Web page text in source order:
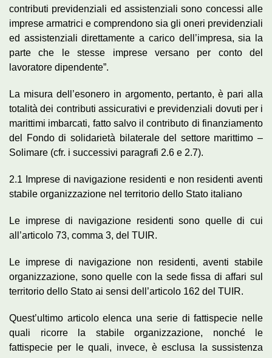
contributi previdenziali ed assistenziali sono concessi alle
imprese armatrici e comprendono sia gli oneri previdenziali
ed assistenziali direttamente a carico dell’impresa, sia la
parte che le stesse imprese versano per conto del
lavoratore dipendente”.
La misura dell’esonero in argomento, pertanto, è pari alla
totalità dei contributi assicurativi e previdenziali dovuti per i
marittimi imbarcati, fatto salvo il contributo di finanziamento
del Fondo di solidarietà bilaterale del settore marittimo –
Solimare (cfr. i successivi paragrafi 2.6 e 2.7).
2.1 Imprese di navigazione residenti e non residenti aventi
stabile organizzazione nel territorio dello Stato italiano
Le imprese di navigazione residenti sono quelle di cui
all’articolo 73, comma 3, del TUIR.
Le imprese di navigazione non residenti, aventi stabile
organizzazione, sono quelle con la sede fissa di affari sul
territorio dello Stato ai sensi dell’articolo 162 del TUIR.
Quest’ultimo articolo elenca una serie di fattispecie nelle
quali ricorre la stabile organizzazione, nonché le
fattispecie per le quali, invece, è esclusa la sussistenza